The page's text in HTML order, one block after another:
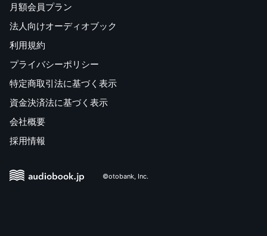
月額会員プラン
法人向けオーディオブック
利用規約
プライバシーポリシー
特定商取引法に基づく表示
資金決済法に基づく表示
会社概要
採用情報
©otobank, Inc.